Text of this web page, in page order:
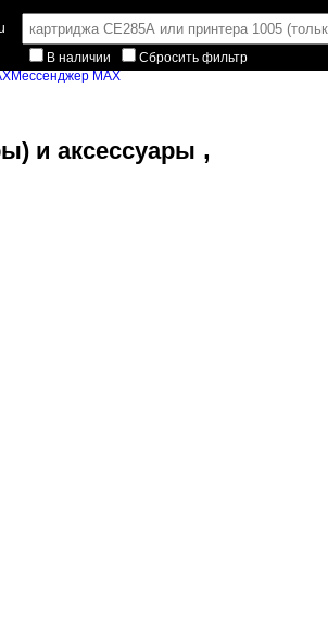
В наличии
Сбросить фильтр
Мессенджер MAX
и аксессуары ,